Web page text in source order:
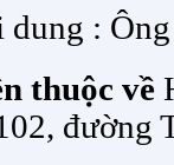
dung :
thuộc về
đường